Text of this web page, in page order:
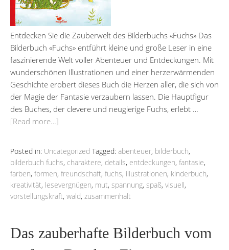
Entdecken Sie die Zauberwelt des Bilderbuchs «Fuchs» Das
Bilderbuch «Fuchs» entführt kleine und große Leser in eine
faszinierende Welt voller Abenteuer und Entdeckungen. Mit
wunderschönen Illustrationen und einer herzerwärmenden
Geschichte erobert dieses Buch die Herzen aller, die sich von
der Magie der Fantasie verzaubern lassen. Die Hauptfigur
des Buches, der clevere und neugierige Fuchs, erlebt …
[Read more…]
Posted in: Uncategorized Tagged: abenteuer, bilderbuch,
bilderbuch fuchs, charaktere, details, entdeckungen, fantasie,
farben, formen, freundschaft, fuchs, illustrationen, kinderbuch,
kreativität, lesevergnügen, mut, spannung, spaß, visuell,
vorstellungskraft, wald, zusammenhalt
Das zauberhafte Bilderbuch vom